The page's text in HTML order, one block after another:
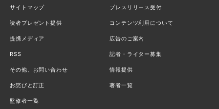
サイトマップ プレスリリース受付
読者プレゼント提供 コンテンツ利用について
提携メディア 広告のご案内
RSS 記者・ライター募集
その他、お問い合わせ 情報提供
お詫びと訂正 著者一覧
監修者一覧